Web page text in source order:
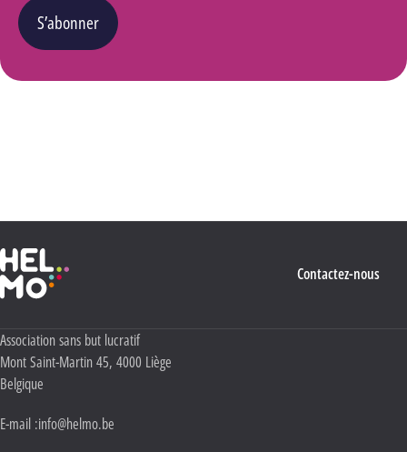
S’abonner
Haute École Libre Mosane
Contactez-nous
Adresse :
Association sans but lucratif
Mont Saint-Martin 45, 4000 Liège
Belgique
E-mail :info@helmo.be